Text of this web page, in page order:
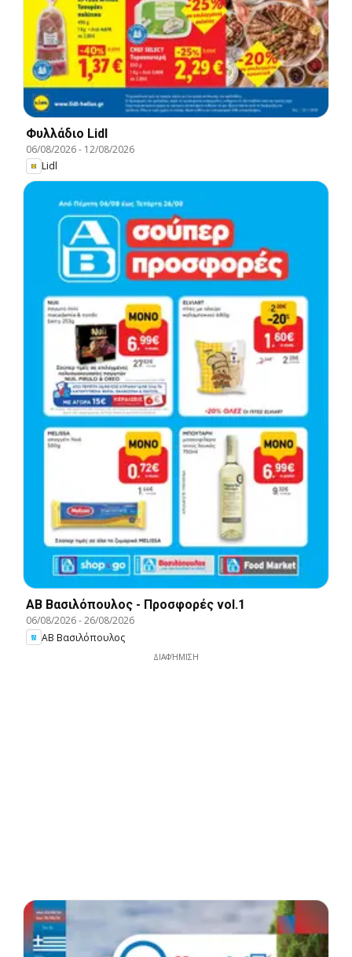
Φυλλάδιο Lidl
06/08/2026- 12/08/2026
Lidl
ΑΒ Βασιλόπουλος - Προσφορές vol.1
06/08/2026-26/08/2026
ΑΒ Βασιλόπουλος
ΔΙΑΦΉΜΙΣΗ